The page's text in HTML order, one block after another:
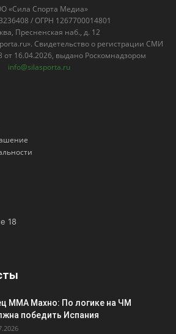
«Сила Спорта Медиа»
/ ОГРН 1267700014801
Пресненская наб., д. 12
Свидетельство о регистрации СМИ
16.04.2026, выдано Роскомнадзором
info@silasporta.ru
18
ММА Махно: По логике на ЧМ
победить Испания